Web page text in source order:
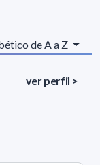
de A a Z
ver perfil >